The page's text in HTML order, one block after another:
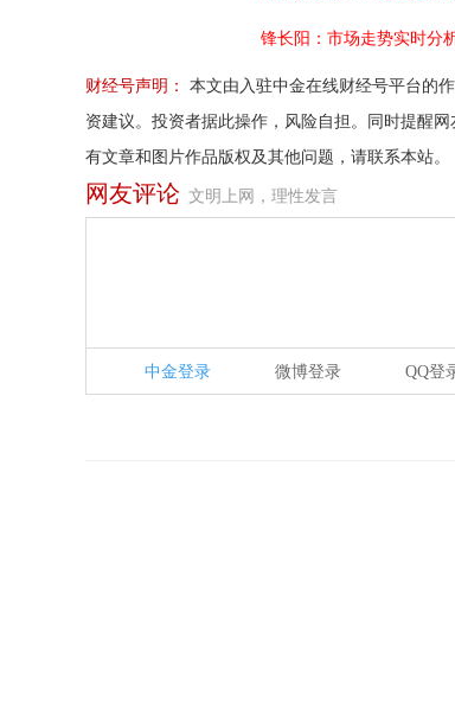
锋长阳：市场走势实时分
财经号声明：
本文由入驻中金在线财经号平台的
资建议。投资者据此操作，风险自担。同时提醒
有文章和图片作品版权及其他问题，请联系本站。
网友评论 文明上网，理性发言
中金登录 微博登录 QQ登